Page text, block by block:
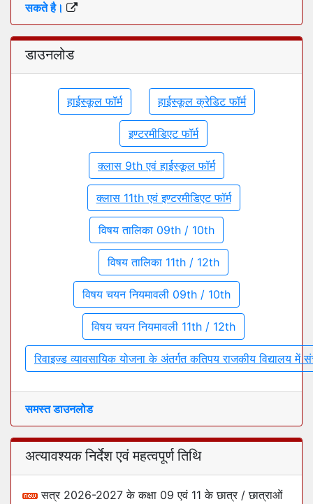
सकते है।
डाउनलोड
हाईस्कूल फॉर्म हाईस्कूल क्रेडिट फॉर्म
इण्टरमीडिएट फॉर्म
क्लास 9th एवं हाईस्कूल फॉर्म
क्लास 11th एवं इण्टरमीडिएट फॉर्म
विषय तालिका 09th / 10th
विषय तालिका 11th / 12th
विषय चयन नियमावली 09th / 10th
विषय चयन नियमावली 11th / 12th
रिवाइज्ड व्यावसायिक योजना के अंतर्गत कतिपय राजकीय विद्यालय में
समस्त डाउनलोड
अत्यावश्यक निर्देश एवं महत्वपूर्ण तिथि
सत्र
के कक्षा 09 एवं 11 के छात्र / छात्राओं